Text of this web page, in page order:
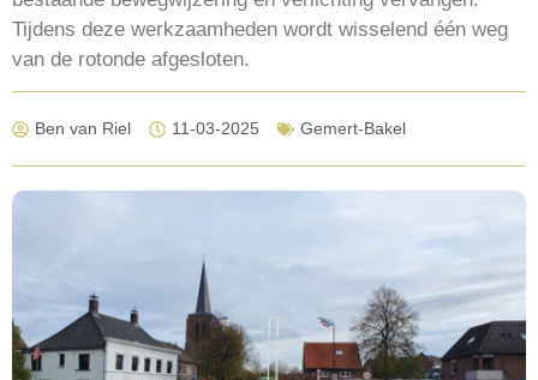
Tijdens deze werkzaamheden wordt wisselend één weg
van de rotonde afgesloten.
Ben van Riel 11-03-2025 Gemert-Bakel